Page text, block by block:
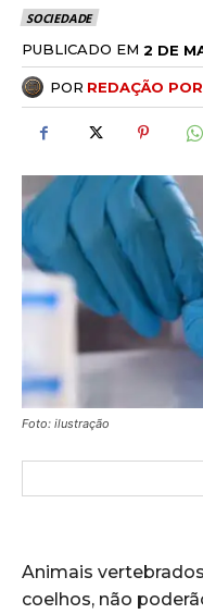
SOCIEDADE
PUBLICADO EM 2 DE
POR REDAÇÃO
Foto: ilustração
Animais
coelhos, não